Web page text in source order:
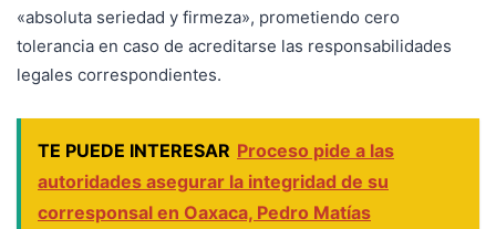
«absoluta seriedad y firmeza», prometiendo cero
tolerancia en caso de acreditarse las responsabilidades
legales correspondientes.
TE PUEDE INTERESAR Proceso pide a las
autoridades asegurar la integridad de su
corresponsal en Oaxaca, Pedro Matías